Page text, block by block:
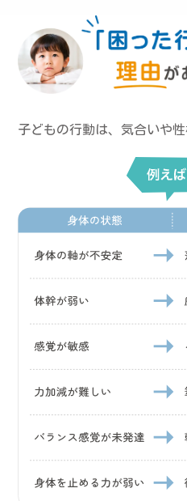
子どもの行動は、気合いや